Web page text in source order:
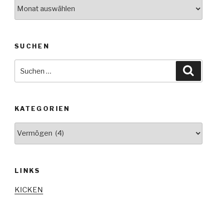
SUCHEN
KATEGORIEN
LINKS
KICKEN